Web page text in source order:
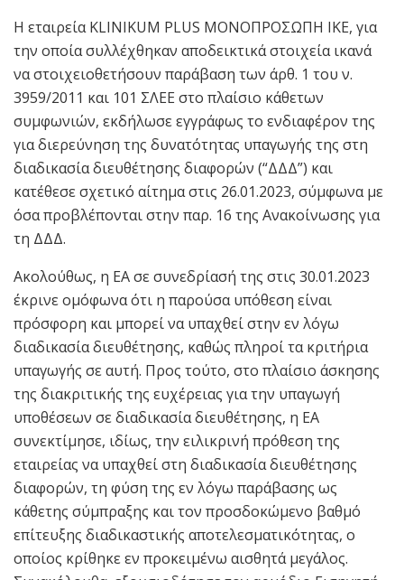
Η εταιρεία KLINIKUM PLUS ΜΟΝΟΠΡΟΣΩΠΗ ΙΚΕ, για
την οποία συλλέχθηκαν αποδεικτικά στοιχεία ικανά
να στοιχειοθετήσουν παράβαση των άρθ. 1 του ν.
3959/2011 και 101 ΣΛΕΕ στο πλαίσιο κάθετων
συμφωνιών, εκδήλωσε εγγράφως το ενδιαφέρον της
για διερεύνηση της δυνατότητας υπαγωγής της στη
διαδικασία διευθέτησης διαφορών (“ΔΔΔ”) και
κατέθεσε σχετικό αίτημα στις 26.01.2023, σύμφωνα με
όσα προβλέπονται στην παρ. 16 της Ανακοίνωσης για
τη ΔΔΔ.
Ακολούθως, η ΕΑ σε συνεδρίασή της στις 30.01.2023
έκρινε ομόφωνα ότι η παρούσα υπόθεση είναι
πρόσφορη και μπορεί να υπαχθεί στην εν λόγω
διαδικασία διευθέτησης, καθώς πληροί τα κριτήρια
υπαγωγής σε αυτή. Προς τούτο, στο πλαίσιο άσκησης
της διακριτικής της ευχέρειας για την υπαγωγή
υποθέσεων σε διαδικασία διευθέτησης, η ΕΑ
συνεκτίμησε, ιδίως, την ειλικρινή πρόθεση της
εταιρείας να υπαχθεί στη διαδικασία διευθέτησης
διαφορών, τη φύση της εν λόγω παράβασης ως
κάθετης σύμπραξης και τον προσδοκώμενο βαθμό
επίτευξης διαδικαστικής αποτελεσματικότητας, ο
οποίος κρίθηκε εν προκειμένω αισθητά μεγάλος.